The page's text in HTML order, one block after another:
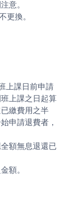
意。
更換。
上課日前申請
上課之日起算
繳費用之半
申請退費者，
額無息退還已
額。